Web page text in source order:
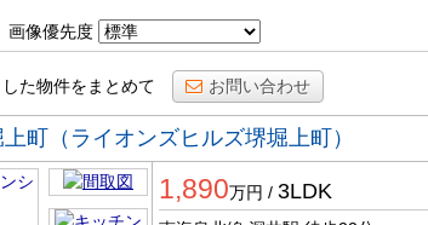
画像優先度
た物件をまとめて お問い合わせ
町（ライオンズヒルズ堺堀上町）
1,890万円 / 3LDK